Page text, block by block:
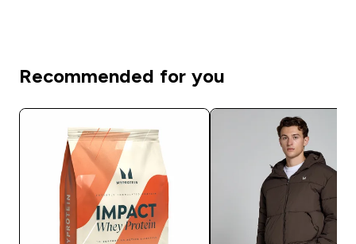
Recommended for you